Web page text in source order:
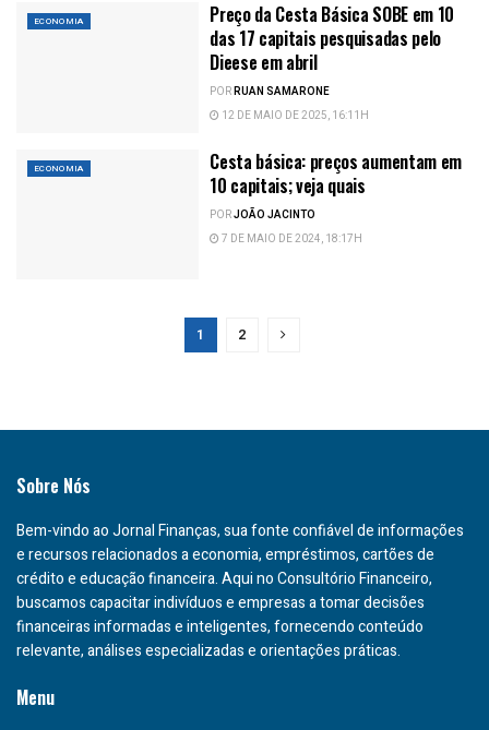
ECONOMIA
Preço da Cesta Básica SOBE em 10
das 17 capitais pesquisadas pelo
Dieese em abril
PORRUAN SAMARONE
12 DE MAIO DE 2025, 16:11H
ECONOMIA
Cesta básica: preços aumentam em
10 capitais; veja quais
PORJOÃO JACINTO
7 DE MAIO DE 2024, 18:17H
1 2
Sobre Nós
Bem-vindo ao Jornal Finanças, sua fonte confiável de informações
e recursos relacionados a economia, empréstimos, cartões de
crédito e educação financeira. Aqui no Consultório Financeiro,
buscamos capacitar indivíduos e empresas a tomar decisões
financeiras informadas e inteligentes, fornecendo conteúdo
relevante, análises especializadas e orientações práticas.
Menu